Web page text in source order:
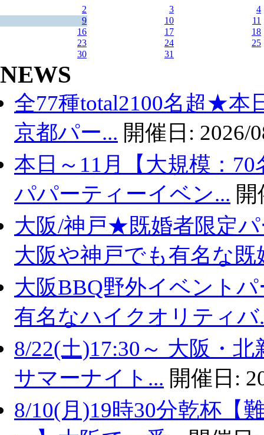
2 3
4
9
10
11
16
17
18
23
24
25
30
31
NEWS
全77種total2100名超★本
京都パー... 開催日: 2026/
本日～11月【大規模：
パパーティーイベン...
大阪/神戸★既婚者限定
大阪や神戸でも有名な既
大阪BBQ野外イベント
有名なハイクオリティバ
8/22(土)17:30～ 大阪・
サマーナイト... 開催日:
8/10(月)19時30分乾杯【